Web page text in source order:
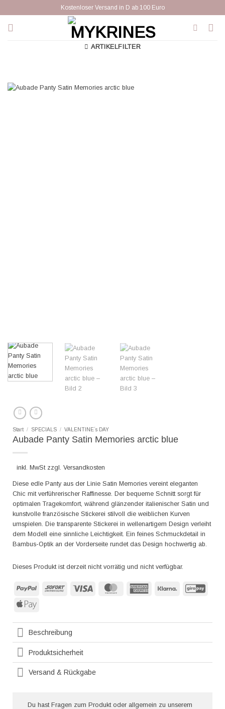
Inhalt
springen
Kostenloser Versand in D ab 100 Euro
ARTIKELFILTER
Start / SPECIALS / VALENTINE´s DAY
Aubade Panty Satin Memories arctic blue
inkl. MwSt zzgl. Versandkosten
Diese edle Panty aus der Linie Satin Memories vereint eleganten
Chic mit verführerischer Raffinesse. Der bequeme Schnitt sorgt für
optimalen Tragekomfort, während glänzender italienischer Satin und
kunstvolle französische Stickerei stilvoll die weiblichen Kurven
umspielen. Die transparente Stickerei in wellenartigem Design verleiht
dem Modell eine sinnliche Leichtigkeit. Ein feines Schmuckdetail in
Bambus-Optik an der Vorderseite rundet das Design hochwertig ab.
Dieses Produkt ist derzeit nicht vorrätig und nicht verfügbar.
PayPal Sofort MasterCard American
Klarna
Apple
Beschreibung
Produktsicherheit
Versand & Rückgabe
Du hast Fragen zum Produkt oder allgemein zu unserem